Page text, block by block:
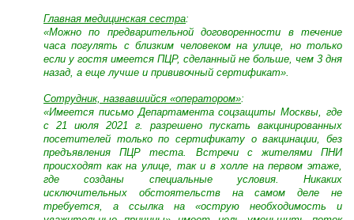
Главная медицинская сестра:
«Можно по предварительной договоренности в течение
часа погулять с близким человеком на улице, но только
если у гостя имеется ПЦР, сделанный не больше, чем 3 дня
назад, а еще лучше и прививочный сертификат».
Сотрудник, назвавшийся «оператором»:
«Имеется письмо Департамента соцзащиты Москвы, где
с 21 июля 2021 г. разрешено пускать вакцинированных
посетителей только по сертификату о вакцинации, без
предъявления ПЦР теста. Встречи с жителями ПНИ
происходят как на улице, так и в холле на первом этаже,
где созданы специальные условия. Никаких
исключительных обстоятельств на самом деле не
требуется, а ссылка на «острую необходимость и